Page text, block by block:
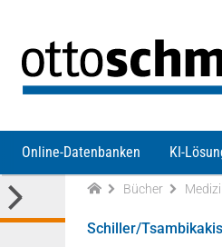
Online-Datenbanken KI-
Bücher
Schiller/